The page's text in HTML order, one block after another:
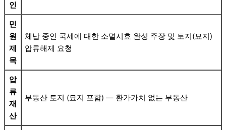
인
민
원
제
목
체납 중인 국세에 대한 소멸시효 완성 주장 및 토지(묘지)
압류해제 요청
압
류
재
산
부동산 토지 (묘지 포함) — 환가가치 없는 부동산